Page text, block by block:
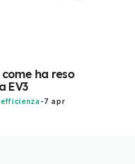
ha reso
EV3
-7 apr